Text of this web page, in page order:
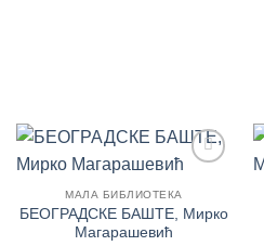
Листу
жеља
МАЛА БИБЛИОТЕКА
БЕОГРАДСКЕ БАШТЕ, Мирко
Магарашевић